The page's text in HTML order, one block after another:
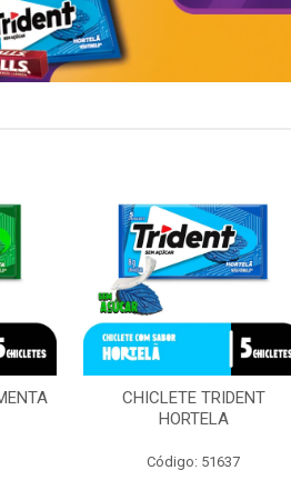
CHICLETE TRIDENT
HORTELA
Código: 51637